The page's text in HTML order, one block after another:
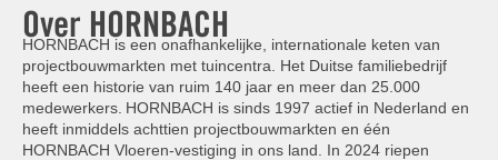
Over HORNBACH
HORNBACH is een onafhankelijke, internationale keten van
projectbouwmarkten met tuincentra. Het Duitse familiebedrijf
heeft een historie van ruim 140 jaar en meer dan 25.000
medewerkers. HORNBACH is sinds 1997 actief in Nederland en
heeft inmiddels achttien projectbouwmarkten en één
HORNBACH Vloeren-vestiging in ons land. In 2024 riepen